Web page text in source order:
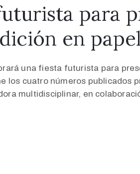
para
en papel
una fiesta futurista para
los cuatro números publicados
multidisciplinar, en